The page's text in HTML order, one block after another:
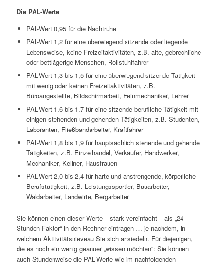
Die PAL-Werte
PAL-Wert 0,95 für die Nachtruhe
PAL-Wert 1,2 für eine überwiegend sitzende oder liegende
Lebensweise, keine Freizeitaktivitäten, z.B. alte, gebrechliche
oder bettlägerige Menschen, Rollstuhlfahrer
PAL-Wert 1,3 bis 1,5 für eine überwiegend sitzende Tätigkeit
mit wenig oder keinen Freizeitaktivitäten, z.B.
Büroangestellte, Bildschirmarbeit, Feinmechaniker, Lehrer
PAL-Wert 1,6 bis 1,7 für eine sitzende berufliche Tätigkeit mit
einigen stehenden und gehenden Tätigkeiten, z.B. Studenten,
Laboranten, Fließbandarbeiter, Kraftfahrer
PAL-Wert 1,8 bis 1,9 für hauptsächlich stehende und gehende
Tätigkeiten, z.B. Einzelhandel, Verkäufer, Handwerker,
Mechaniker, Kellner, Hausfrauen
PAL-Wert 2,0 bis 2,4 für harte und anstrengende, körperliche
Berufstätigkeit, z.B. Leistungssportler, Bauarbeiter,
Waldarbeiter, Landwirte, Bergarbeiter
Sie können einen dieser Werte – stark vereinfacht – als „24-
Stunden Faktor“ in den Rechner eintragen … je nachdem, in
welchem Aktitvitätsnieveau Sie sich ansiedeln. Für diejenigen,
die es noch ein wenig geanuer „wissen möchten“: Sie können
auch Stundenweise die PAL-Werte wie im nachfolgenden